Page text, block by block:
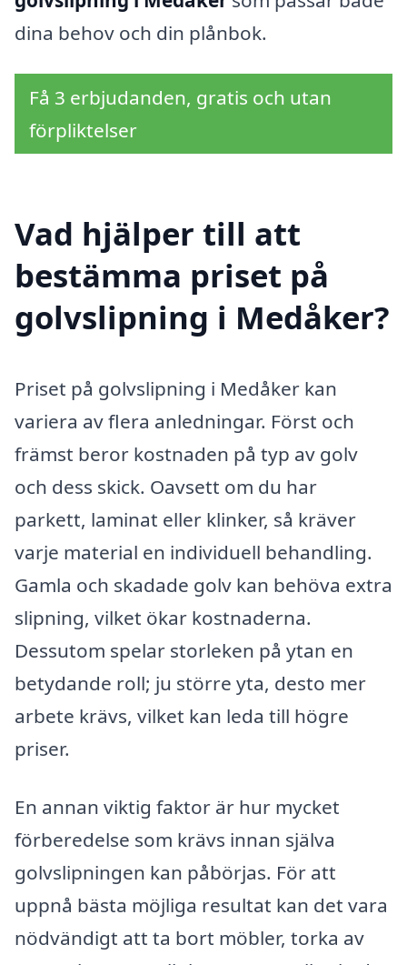
dina behov och din plånbok.
Få 3 erbjudanden, gratis och utan
förpliktelser
Vad hjälper till att
bestämma priset på
golvslipning i Medåker?
Priset på golvslipning i Medåker kan
variera av flera anledningar. Först och
främst beror kostnaden på typ av golv
och dess skick. Oavsett om du har
parkett, laminat eller klinker, så kräver
varje material en individuell behandling.
Gamla och skadade golv kan behöva extra
slipning, vilket ökar kostnaderna.
Dessutom spelar storleken på ytan en
betydande roll; ju större yta, desto mer
arbete krävs, vilket kan leda till högre
priser.
En annan viktig faktor är hur mycket
förberedelse som krävs innan själva
golvslipningen kan påbörjas. För att
uppnå bästa möjliga resultat kan det vara
nödvändigt att ta bort möbler, torka av